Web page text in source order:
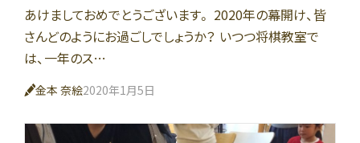
あけましておめでとうございます。 2020年の幕開け、皆
さんどのようにお過ごしでしょうか？ いつつ将棋教室で
は、一年のス…
金本 奈絵2020年1月5日